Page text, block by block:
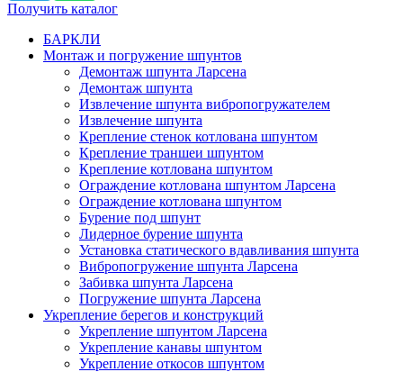
Получить каталог
БАРКЛИ
Монтаж и погружение шпунтов
Демонтаж шпунта Ларсена
Демонтаж шпунта
Извлечение шпунта вибропогружателем
Извлечение шпунта
Крепление стенок котлована шпунтом
Крепление траншеи шпунтом
Крепление котлована шпунтом
Ограждение котлована шпунтом Ларсена
Ограждение котлована шпунтом
Бурение под шпунт
Лидерное бурение шпунта
Установка статического вдавливания шпунта
Вибропогружение шпунта Ларсена
Забивка шпунта Ларсена
Погружение шпунта Ларсена
Укрепление берегов и конструкций
Укрепление шпунтом Ларсена
Укрепление канавы шпунтом
Укрепление откосов шпунтом